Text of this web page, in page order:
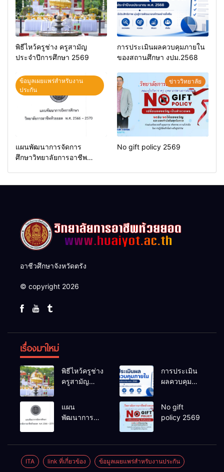
พิธีไหว้ครูช่าง ครูสามัญ
ประจำปีการศึกษา 2569
การประเมินผลควบคุมภายใน
ของสถานศึกษา งปม.2568
ข้อมูลเผยแพร่สำหรับงาน
ประกัน
แผนพัฒนาการจัดการ
ศึกษาวิทยาลัยการอาชีพ
ข่าววิทยาลัย
No gift policy 2569
อาชีวศึกษาจังหวัดตรัง
© copyright 2026
เรื่องมาใหม่
พิธีไหว้ครูช่าง
ครูสามัญ
การประเมิน
ผลควบคุม
สถานศึกษา
งปม.2568
แผน
พัฒนาการ
ห้วยยอด 66-
70
No gift
policy 2569
ITA link ที่เกี่ยวข้อง ข้อมูลเผยแพร่สำหรับงานประกัน